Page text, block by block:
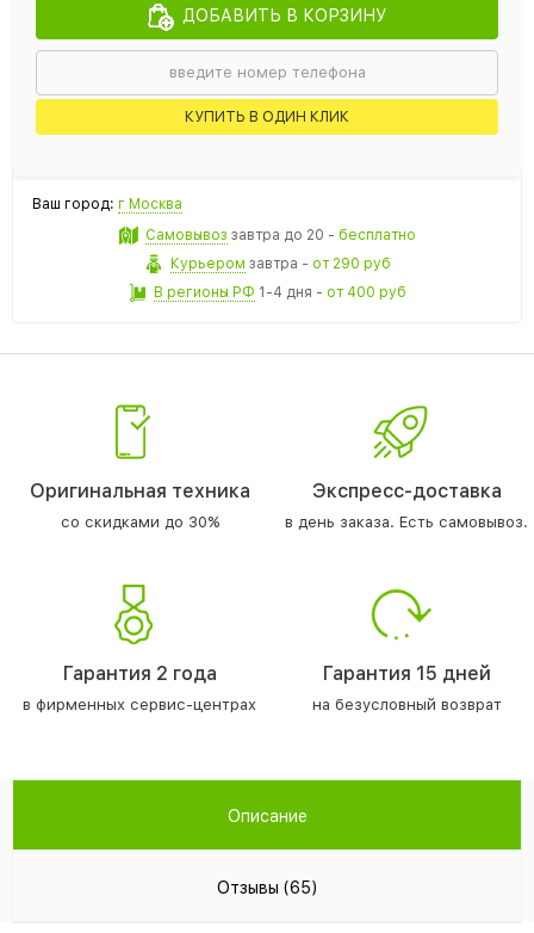
ДОБАВИТЬ В КОРЗИНУ
КУПИТЬ В ОДИН КЛИК
Ваш город: г Москва
Самовывоз завтра до 20 - бесплатно
Курьером завтра - от 290 руб
В регионы РФ 1-4 дня - от 400 руб
Оригинальная техника
со скидками до 30%
Экспресс-доставка
в день заказа. Есть самовывоз.
Гарантия 2 года
в фирменных сервис-центрах
Гарантия 15 дней
на безусловный возврат
Описание
Отзывы (65)